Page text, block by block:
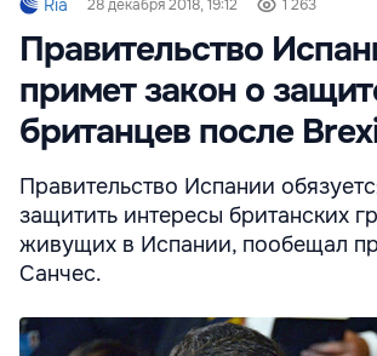
Ria 28 декабря 2018, 19:12 1 263
Правительство
примет закон о
британцев после
Правительство Испании
защитить интересы британских
живущих в Испании, пообещал
Санчес.